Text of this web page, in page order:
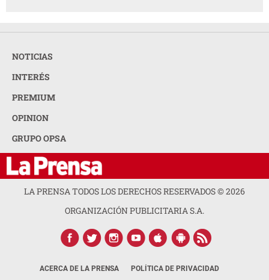
NOTICIAS
INTERÉS
PREMIUM
OPINION
GRUPO OPSA
LA PRENSA TODOS LOS DERECHOS RESERVADOS ©2026
ORGANIZACIÓN PUBLICITARIA S.A.
ACERCA DE LA PRENSA POLÍTICA DE PRIVACIDAD